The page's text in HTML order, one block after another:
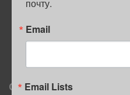
О нас
почту.
Email
Email Lists